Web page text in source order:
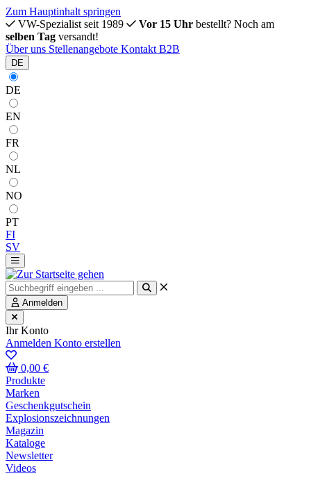
Zum Hauptinhalt springen
VW-Spezialist seit 1989
Vor 15 Uhr bestellt? Noch am
selben Tag versandt!
Über uns Stellenangebote Kontakt B2B
DE
DE
EN
FR
NL
NO
PT
FI
SV
Anmelden
Ihr Konto
Anmelden Konto erstellen
0,00 €
Produkte
Marken
Geschenkgutschein
Explosionszeichnungen
Magazin
Kataloge
Newsletter
Videos